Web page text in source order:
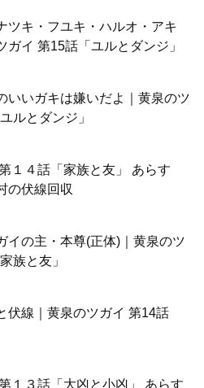
ツキ・フユキ・ハルオ・アキ
ガイ 第15話「ユルとダンジ」
いいガキは嫌いだよ｜黄泉のツ
ルとダンジ」
１４話「家族と友」 あらす
の伏線回収
イの主・本尊(正体)｜黄泉のツ
族と友」
伏線｜黄泉のツガイ 第14話
１３話「大凶と小凶」 あらす